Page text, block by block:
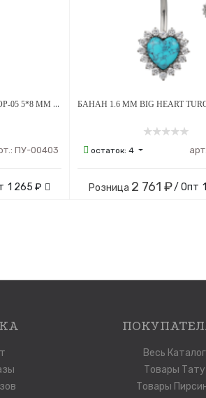
БАНАН 1.6 ММ TEAR ОПАЛ OP-05 5*8 ММ ВНУТРЕННЯЯ РЕЗЬБА ТИТАН
ПУ-00403
1 265 ₽
остаток: 4
Розница 2 761 ₽/ Опт
Весь Каталог
Товары Тату
Товары